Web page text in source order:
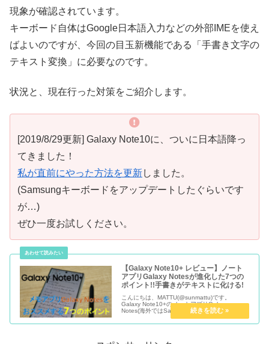
現象が確認されています。
キーボード自体はGoogle日本語入力などの外部IMEを使え
ばよいのですが、今回の目玉新機能である「手書き文字の
テキスト変換」に必要なのです。
状況と、現在行った対策をご紹介します。
[2019/8/29更新] Galaxy Note10に、ついに日本語降っ
てきました！
私が直前にやった方法を更新しました。
(Samsungキーボードをアップデートしたぐらいです
が…)
ぜひ一度お試しください。
【Galaxy Note10+ レビュー】ノート
アプリGalaxy Notesが進化した7つの
ポイント!!手書きがテキストに化ける!
こんにちは、MATTU(@sunmattu)です。
Galaxy Note10+のノートアプリGalaxy
Notes(海外ではSamsung Notes)が進化してい
ます！ Sペンがジェスチャー対応した使い勝手
の良さと、アプリの使いやすさ...